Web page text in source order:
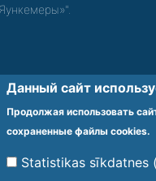
Обеспечиваем
Footer
menu
Данный сайт
Продолжая использовать
сохраненные файлы cookies.
Statistikas sīkdatnes